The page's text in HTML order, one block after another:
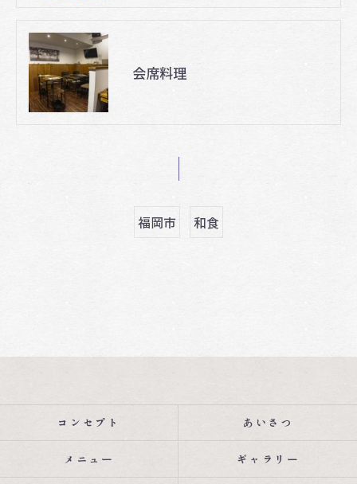
会席料理
福岡市 和食
コンセプト あいさつ
メニュー ギャラリー